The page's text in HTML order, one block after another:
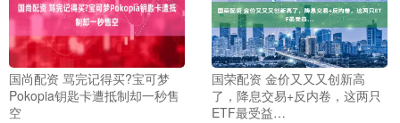
国尚配资 骂完记得买?宝可梦
Pokopia钥匙卡遭抵制却一秒售
空
国荣配资 金价又又又创新高
了，降息交易+反内卷，这两只
ETF最受益…